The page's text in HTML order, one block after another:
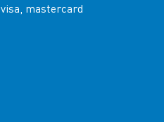
visa, mastercard